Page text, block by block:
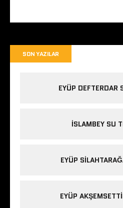
SON YAZILAR
EYÜP DEFTERDAR
İSLAMBEY SU
EYÜP
EYÜP